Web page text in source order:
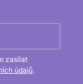
zasílat
údajů.